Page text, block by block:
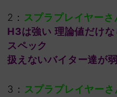
2： スプラプレイヤーさ
H3は強い 理論値だけ
スペック
扱えないバイター達が
3： スプラプレイヤーさ